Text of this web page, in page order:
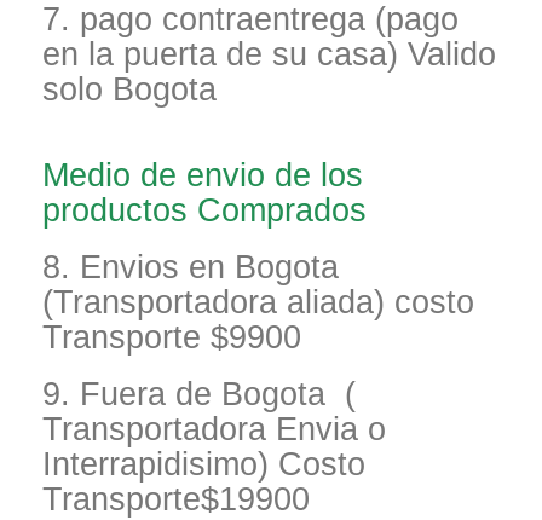
7. pago contraentrega (pago
en la puerta de su casa) Valido
solo Bogota
Medio de envio de los
productos Comprados
8. Envios en Bogota
(Transportadora aliada) costo
Transporte $9900
9. Fuera de Bogota (
Transportadora Envia o
Interrapidisimo) Costo
Transporte$19900